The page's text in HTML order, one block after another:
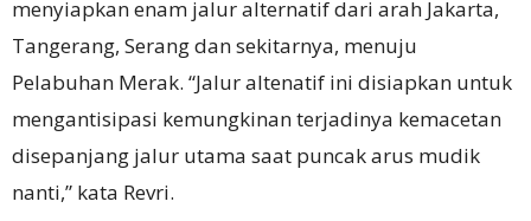
menyiapkan enam jalur alternatif dari arah Jakarta,
Tangerang, Serang dan sekitarnya, menuju
Pelabuhan Merak. “Jalur altenatif ini disiapkan untuk
mengantisipasi kemungkinan terjadinya kemacetan
disepanjang jalur utama saat puncak arus mudik
nanti,” kata Revri.